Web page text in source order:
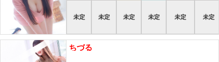
未定 未定 未定 未定 未定 未定
ちづる